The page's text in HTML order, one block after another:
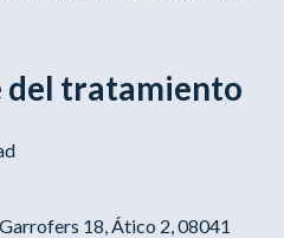
del tratamiento
18, Ático 2, 08041